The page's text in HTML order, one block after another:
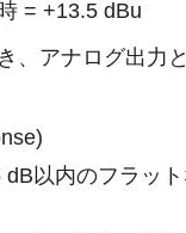
= +13.5 dBu
、アナログ出力
以内のフラッ